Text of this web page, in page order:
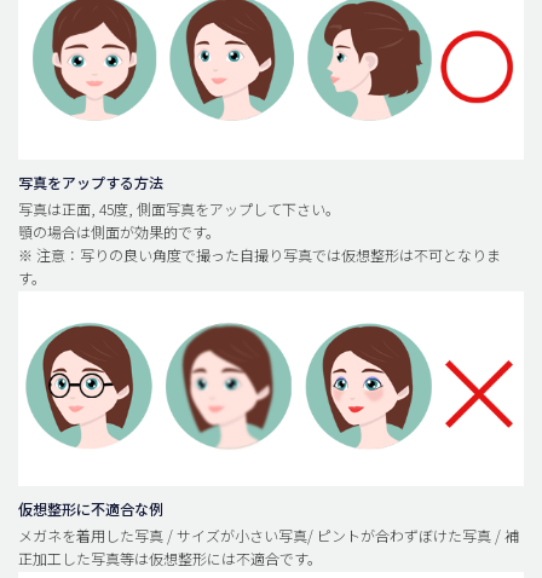
メンズ整形
idリアルストーリー
idニュース
安全整形
料金一覧
ご相談のお問い合わせ
写真をアップする方法
写真は正面, 45度, 側面写真をアップして下さい。
顎の場合は側面が効果的です。
※ 注意：写りの良い角度で撮った自撮り写真では仮想整形は不可となりま
す。
仮想整形に不適合な例
メガネを着用した写真 / サイズが小さい写真/ ピントが合わずぼけた写真 / 補
正加工した写真等は仮想整形には不適合です。